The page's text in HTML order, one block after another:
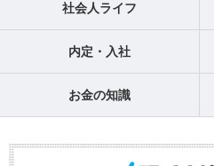
社会人ライフ
内定・入社
お金の知識